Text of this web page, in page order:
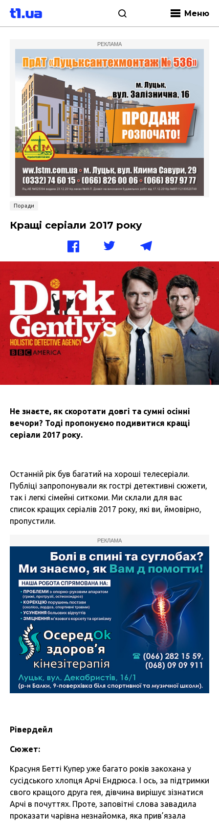
Меню
РЕКЛАМА
Поради
Кращі серіали 2017 року
Не знаєте, як скоротати довгі та сумні осінні
вечори? Тоді пропонуємо подивитися кращі
серіали 2017 року.
Останній рік був багатий на хороші телесеріали.
Публіці запропонували як гострі детективні сюжети,
так і легкі сімейні ситкоми. Ми склали для вас
список кращих серіалів 2017 року, які ви, ймовірно,
пропустили.
РЕКЛАМА
Рівердейл
Сюжет:
Красуня Бетті Купер уже багато років закохана у
сусідського хлопця Арчі Ендрюса. І ось, за підтримки
свого кращого друга гея, дівчина вирішує зізнатися
Арчі в почуттях. Проте, заповітні слова завадила
проказати чарівна незнайомка, яка прив’язала